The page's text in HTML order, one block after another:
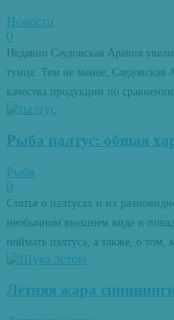
Новости
0
Недавно Саудовская Аравия
тунца. Тем не менее, Саудовская
качества продукции по
Рыба палтус: общая
Рыба
0
Статья о палтусах и их
необычном внешнем виде и
поймать палтуса, а также, о том,
Летняя жара